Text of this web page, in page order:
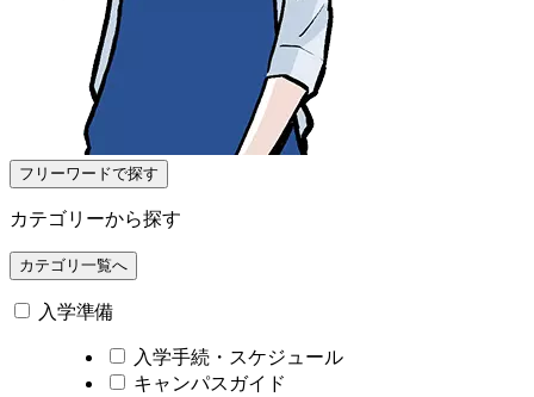
フリーワードで探す
カテゴリーから探す
カテゴリ一覧へ
入学準備
入学手続・スケジュール
キャンパスガイド